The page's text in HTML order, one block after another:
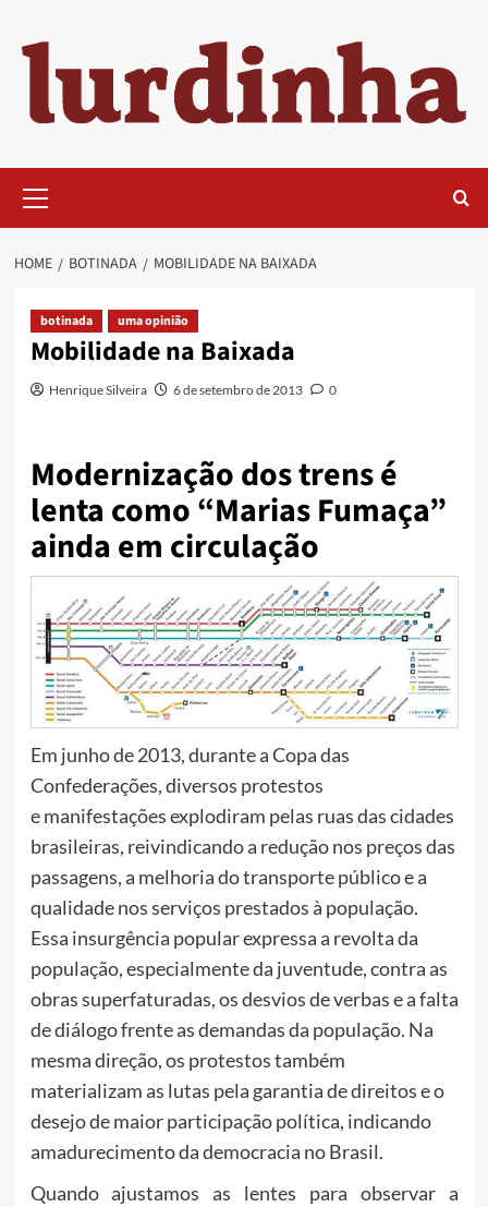
content
Menu
HOME BOTINADA MOBILIDADE NA BAIXADA
botinada uma opinião
Mobilidade na Baixada
Henrique Silveira 6 de setembro de 2013 0
Modernização dos trens é
lenta como “Marias Fumaça”
ainda em circulação
Em junho de 2013, durante a Copa das
Confederações, diversos protestos
e manifestações explodiram pelas ruas das cidades
brasileiras, reivindicando a redução nos preços das
passagens, a melhoria do transporte público e a
qualidade nos serviços prestados à população.
Essa insurgência popular expressa a revolta da
população, especialmente da juventude, contra as
obras superfaturadas, os desvios de verbas e a falta
de diálogo frente as demandas da população. Na
mesma direção, os protestos também
materializam as lutas pela garantia de direitos e o
desejo de maior participação política, indicando
amadurecimento da democracia no Brasil.
Quando ajustamos as lentes para observar a